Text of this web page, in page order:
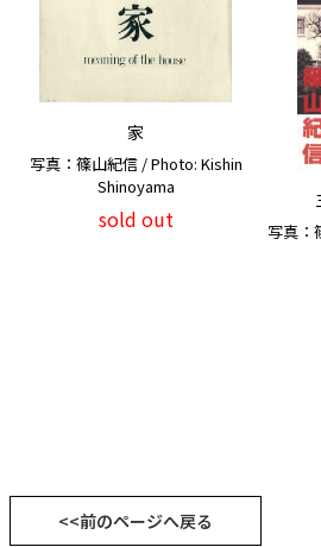
家
写真：篠山紀信 / Photo: Kishin
Shinoyama
sold out
写真：
<<前のページへ戻る